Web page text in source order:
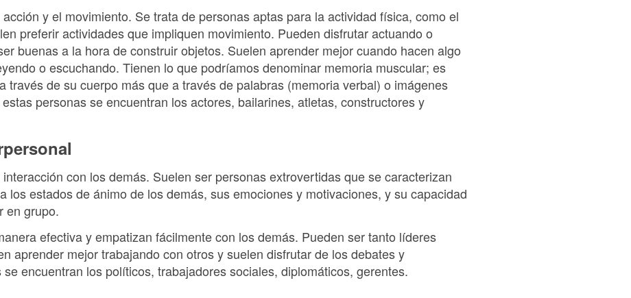
y el movimiento. Se trata de personas aptas para la actividad física, como el
preferir actividades que impliquen movimiento. Pueden disfrutar actuando o
buenas a la hora de construir objetos. Suelen aprender mejor cuando hacen algo
o escuchando. Tienen lo que podríamos denominar memoria muscular; es
través de su cuerpo más que a través de palabras (memoria verbal) o imágenes
personas se encuentran los actores, bailarines, atletas, constructores y
con los demás. Suelen ser personas extrovertidas que se caracterizan
los estados de ánimo de los demás, sus emociones y motivaciones, y su capacidad
en grupo.
efectiva y empatizan fácilmente con los demás. Pueden ser tanto líderes
aprender mejor trabajando con otros y suelen disfrutar de los debates y
encuentran los políticos, trabajadores sociales, diplomáticos, gerentes.